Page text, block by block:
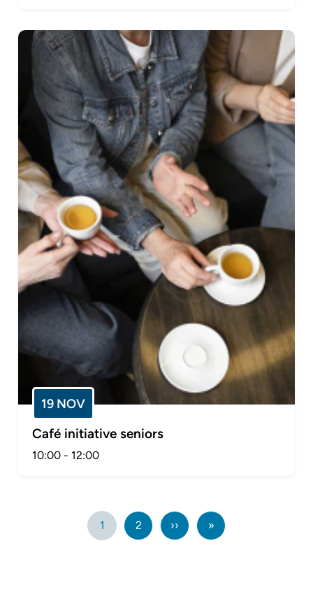
19 NOV
Café initiative seniors
10:00 - 12:00
1 2 ›› Page » Dernière